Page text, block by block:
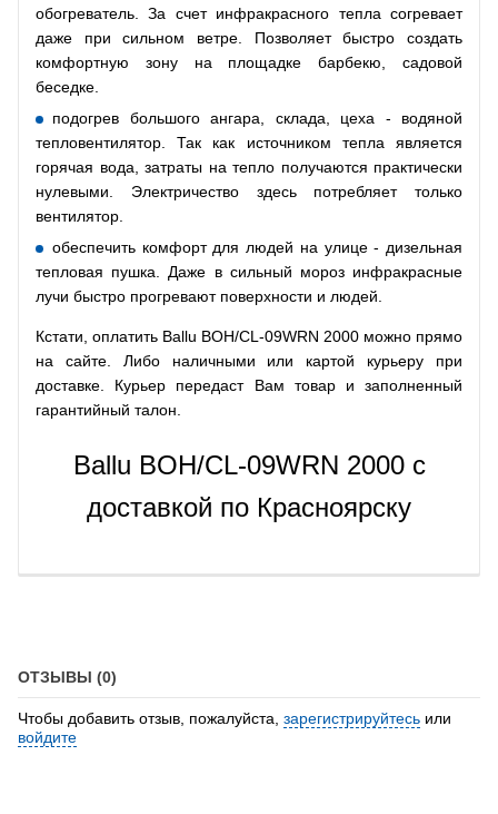
обогреватель. За счет инфракрасного тепла согревает
даже при сильном ветре. Позволяет быстро создать
комфортную зону на площадке барбекю, садовой
беседке.
подогрев большого ангара, склада, цеха - водяной
тепловентилятор. Так как источником тепла является
горячая вода, затраты на тепло получаются практически
нулевыми. Электричество здесь потребляет только
вентилятор.
обеспечить комфорт для людей на улице - дизельная
тепловая пушка. Даже в сильный мороз инфракрасные
лучи быстро прогревают поверхности и людей.
Кстати, оплатить Ballu BOH/CL-09WRN 2000 можно прямо
на сайте. Либо наличными или картой курьеру при
доставке. Курьер передаст Вам товар и заполненный
гарантийный талон.
Ballu BOH/CL-09WRN 2000 с
доставкой по Красноярску
ОТЗЫВЫ (0)
Чтобы добавить отзыв, пожалуйста, зарегистрируйтесь или
войдите